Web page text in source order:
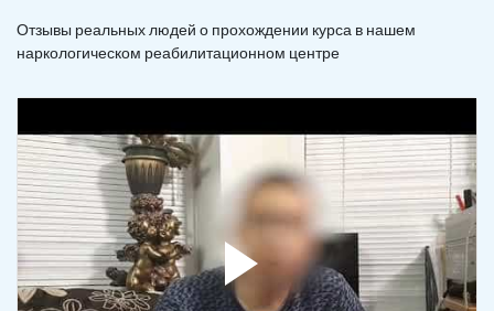
Отзывы реальных людей о прохождении курса в нашем
наркологическом реабилитационном центре